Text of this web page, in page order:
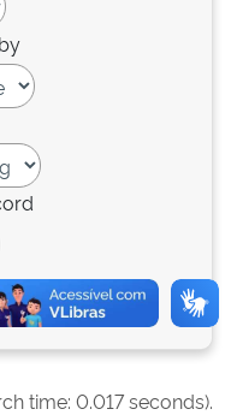
time: 0.017 seconds).